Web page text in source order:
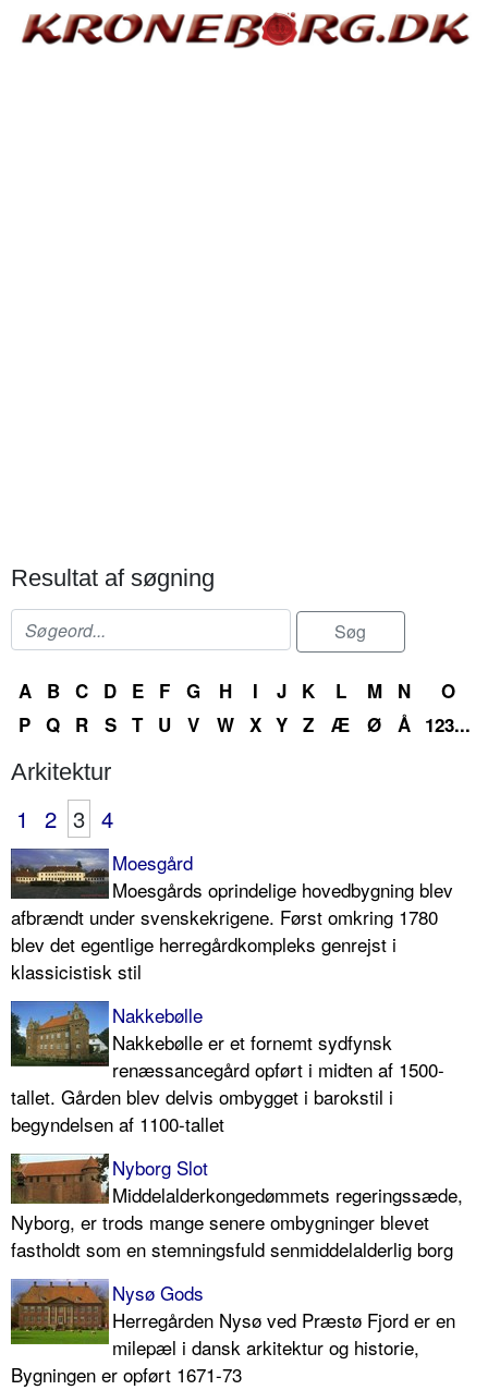
Resultat af søgning
A B C D E F G H I J K L M N
O
P Q R S T U V W X Y Z Æ Ø Å 123...
Arkitektur
1 2 3 4
Moesgård
Moesgårds oprindelige hovedbygning blev
afbrændt under svenskekrigene. Først omkring 1780
blev det egentlige herregårdkompleks genrejst i
klassicistisk stil
Nakkebølle
Nakkebølle er et fornemt sydfynsk
renæssancegård opført i midten af 1500-
tallet. Gården blev delvis ombygget i barokstil i
begyndelsen af 1100-tallet
Nyborg Slot
Middelalderkongedømmets regeringssæde,
Nyborg, er trods mange senere ombygninger blevet
fastholdt som en stemningsfuld senmiddelalderlig borg
Nysø Gods
Herregården Nysø ved Præstø Fjord er en
milepæl i dansk arkitektur og historie,
Bygningen er opført 1671-73